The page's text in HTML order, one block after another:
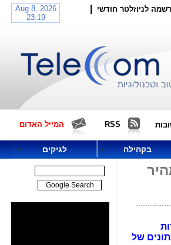
לניוזלטר חודשי
RSS המייל האדום
בקהילה לגיקים
של